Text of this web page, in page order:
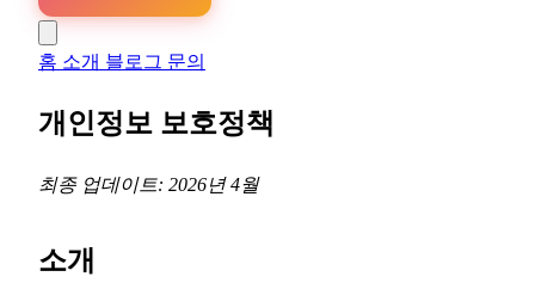
홈 소개 블로그 문의
개인정보 보호정책
최종 업데이트: 2026년 4월
소개